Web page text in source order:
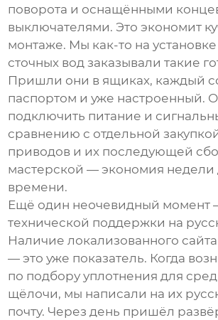
поворота и оснащёнными
выключателями. Это экономит
монтаже. Мы как-то на
сточных вод заказывали такие
Пришли они в ящиках, каждый
паспортом и уже настроенный.
подключить питание и
сравнению с отдельной
приводов и их последующей
мастерской — экономия недели
времени.
Ещё один неочевидный момент
технической поддержки на
Наличие локализованного
— это уже показатель. Когда
по подбору уплотнения для
щёлочи, мы написали на их
почту. Через день пришёл